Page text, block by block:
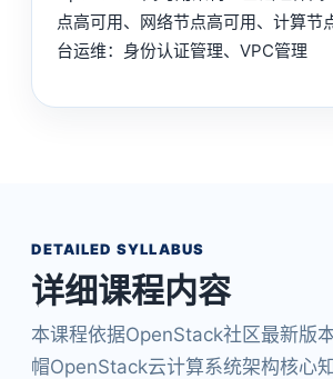
点高可用、网络节点高可用、计算节
台运维：身份认证管理、VPC管理
DETAILED SYLLABUS
详细课程内容
本课程依据OpenStack社区最新版
帽OpenStack云计算系统架构核心知